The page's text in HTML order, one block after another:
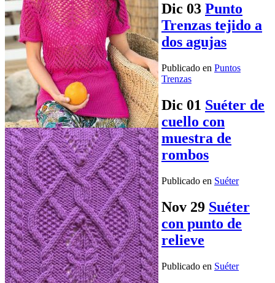
Dic 03 Punto
Trenzas tejido a
dos agujas
Publicado en Puntos
Trenzas
Dic 01 Suéter de
cuello con
muestra de
rombos
Publicado en Suéter
Nov 29 Suéter
con punto de
relieve
Publicado en Suéter